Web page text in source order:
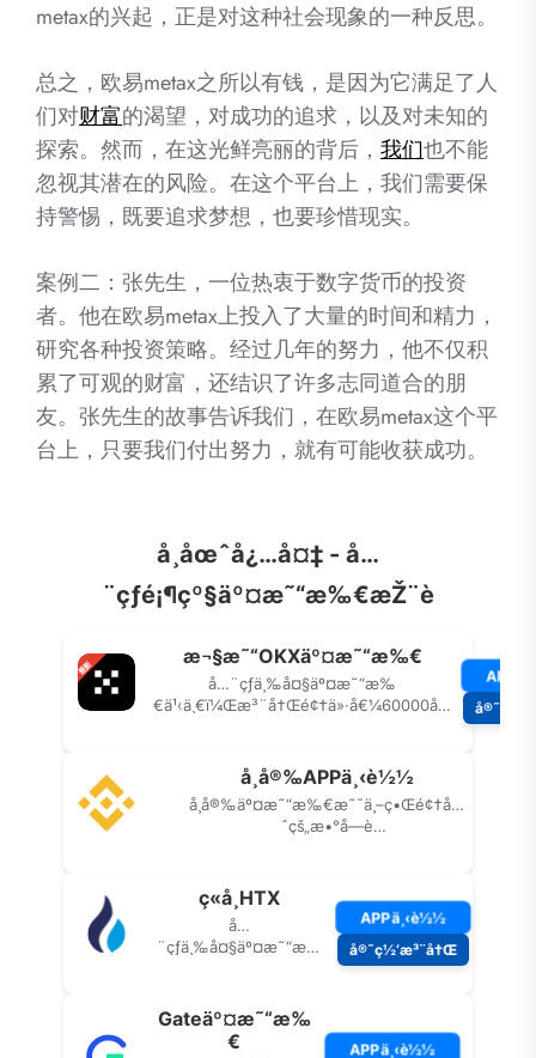
metax的兴起，正是对这种社会现象的一种反思。
总之，欧易metax之所以有钱，是因为它满足了人
们对财富的渴望，对成功的追求，以及对未知的
探索。然而，在这光鲜亮丽的背后， 我们也不能
忽视其潜在的风险。在这个平台上，我们需要保
持警惕，既要追求梦想，也要珍惜现实。
案例二：张先生，一位热衷于数字货币的投资
者。他在欧易metax上投入了大量的时间和精力，
研究各种投资策略。经过几年的努力，他不仅积
累了可观的财富，还结识了许多志同道合的朋
友。张先生的故事告诉我们，在欧易metax这个平
台上，只要我们付出努力，就有可能收获成功。